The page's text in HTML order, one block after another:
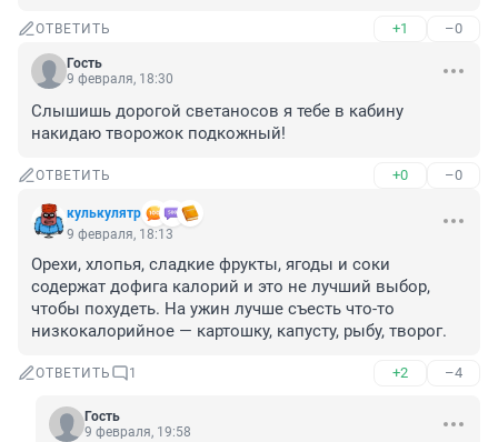
ОТВЕТИТЬ +1 –0
Гость
9 февраля, 18:30
Слышишь дорогой светаносов я тебе в кабину
накидаю творожок подкожный!
ОТВЕТИТЬ +0 –0
кулькулятр
9 февраля, 18:13
Орехи, хлопья, сладкие фрукты, ягоды и соки
содержат дофига калорий и это не лучший выбор,
чтобы похудеть. На ужин лучше съесть что-то
низкокалорийное — картошку, капусту, рыбу, творог.
ОТВЕТИТЬ 1 +2 –4
Гость
9 февраля, 19:58